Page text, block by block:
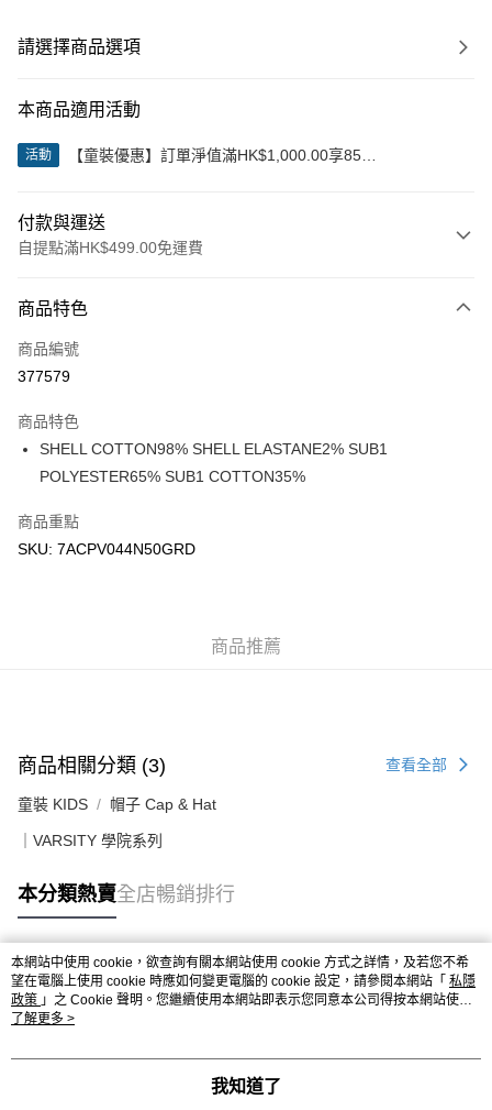
請選擇商品選項
本商品適用活動
活動
【童裝優惠】訂單淨值滿HK$1,000.00享85
付款與運送
自提點滿HK$499.00免運費
信用卡
Apple Pay
AlipayHK
WeChat Pay
商品特色
商品編號
377579
商品特色
SHELL COTTON98% SHELL ELASTANE2% SUB1
POLYESTER65% SUB1 COTTON35%
商品重點
SKU: 7ACPV044N50GRD
商品推薦
商品相關分類 (3) 查看全部
童裝 KIDS 帽子 Cap & Hat
｜VARSITY 學院系列
本分類熱賣全店暢銷排行
熱門標籤
熱銷排行
本網站中使用 cookie，欲查詢有關本網站使用 cookie 方式之詳情，及若您不希
望在電腦上使用 cookie 時應如何變更電腦的 cookie 設定，請參閱本網站「 私隱
政策 」之 Cookie 聲明。您繼續使用本網站即表示您同意本公司得按本網站使用
條款之 Cookie 聲明使用 cookie。
了解更多 >
我知道了